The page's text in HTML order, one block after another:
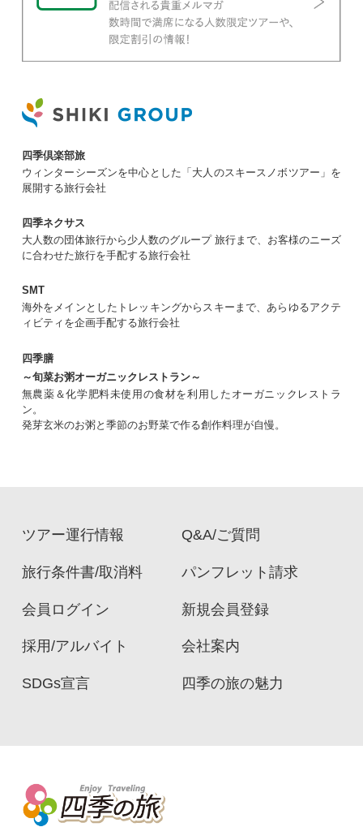
四季倶楽部旅
ウィンターシーズンを中心とした「大人のスキースノボツアー」を
展開する旅行会社
四季ネクサス
大人数の団体旅行から少人数のグループ 旅行まで、お客様のニーズ
に合わせた旅行を手配する旅行会社
SMT
海外をメインとしたトレッキングからスキーまで、あらゆるアクテ
ィビティを企画手配する旅行会社
四季膳
～旬菜お粥オーガニックレストラン～
無農薬＆化学肥料未使用の食材を利用したオーガニックレストラ
ン。
発芽玄米のお粥と季節のお野菜で作る創作料理が自慢。
ツアー運行情報 Q&A/ご質問
旅行条件書/取消料 パンフレット請求
会員ログイン 新規会員登録
採用/アルバイト 会社案内
SDGs宣言 四季の旅の魅力